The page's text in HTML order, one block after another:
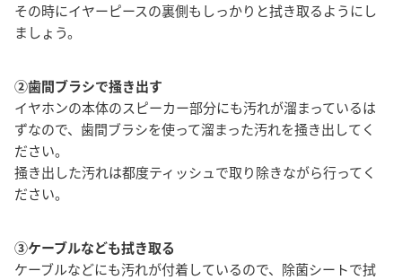
その時にイヤーピースの裏側もしっかりと拭き取るようにし
ましょう。
②歯間ブラシで掻き出す
イヤホンの本体のスピーカー部分にも汚れが溜まっているは
ずなので、歯間ブラシを使って溜まった汚れを掻き出してく
ださい。
掻き出した汚れは都度ティッシュで取り除きながら行ってく
ださい。
③ケーブルなども拭き取る
ケーブルなどにも汚れが付着しているので、除菌シートで拭